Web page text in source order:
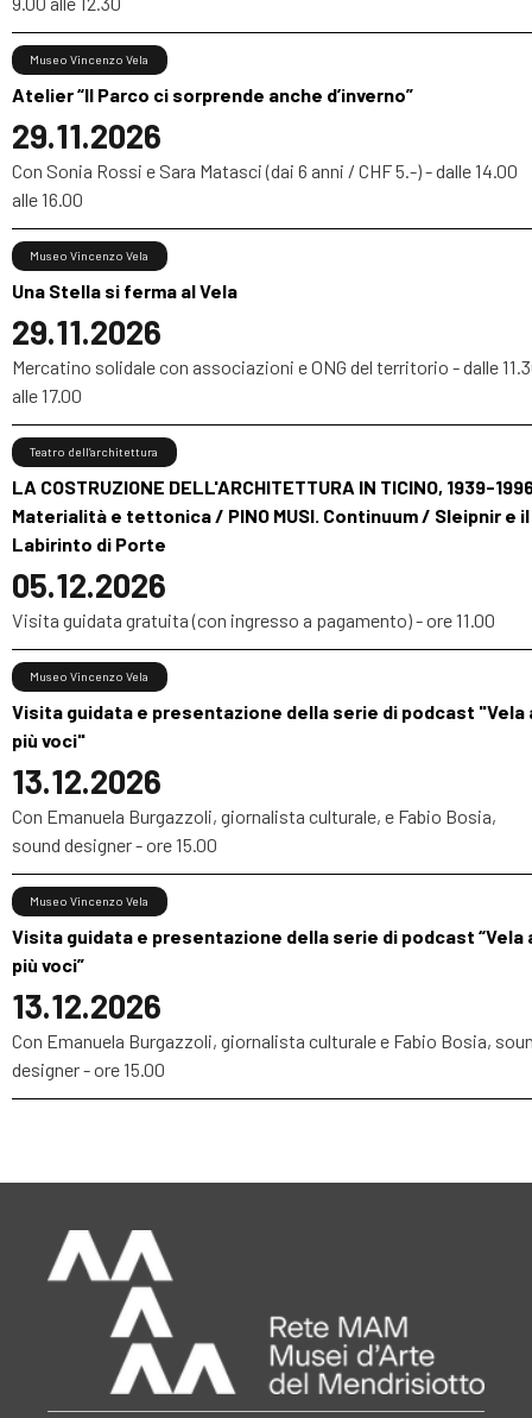
Atelier “Il Parco ci sorprende anche d’inverno”
29.11.2026
Museo Vincenzo Vela
Con Sonia Rossi e Sara Matasci (dai 6 anni / CHF 5.-) - dalle 14.00
alle 16.00
Una Stella si ferma al Vela
29.11.2026
Museo Vincenzo Vela
Mercatino solidale con associazioni e ONG del territorio - dalle
alle 17.00
LA COSTRUZIONE DELL'ARCHITETTURA IN TICINO, 1939-
Materialità e tettonica / PINO MUSI. Continuum / Sleipnir e il
Labirinto di Porte
05.12.2026
Teatro dell’architettura
Visita guidata gratuita (con ingresso a pagamento) - ore 11.00
Visita guidata e presentazione della serie di podcast "Vela
più voci"
13.12.2026
Museo Vincenzo Vela
Con Emanuela Burgazzoli, giornalista culturale, e Fabio Bosia,
sound designer - ore 15.00
Visita guidata e presentazione della serie di podcast “Vela
più voci”
13.12.2026
Museo Vincenzo Vela
Con Emanuela Burgazzoli, giornalista culturale e Fabio Bosia,
designer - ore 15.00